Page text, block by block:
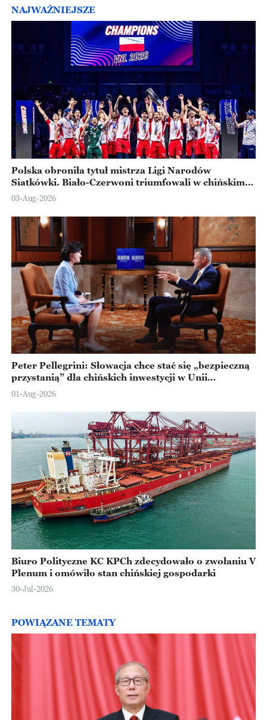
NAJWAŻNIEJSZE
Polska obroniła tytuł mistrza Ligi Narodów
Siatkówki. Biało-Czerwoni triumfowali w chińskim
Ningbo
03-Aug-2026
Peter Pellegrini: Słowacja chce stać się „bezpieczną
przystanią” dla chińskich inwestycji w Unii
Europejskiej
01-Aug-2026
Biuro Polityczne KC KPCh zdecydowało o zwołaniu V
Plenum i omówiło stan chińskiej gospodarki
30-Jul-2026
POWIĄZANE TEMATY